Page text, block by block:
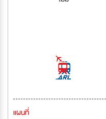
แผนที่